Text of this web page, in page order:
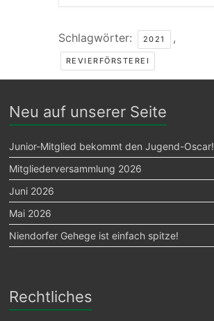
Schlagwörter: 2021 ,
REVIERFÖRSTEREI
Neu auf unserer Seite
Junior-Mitglied bekommt den Jugend-Oscar!
Mitgliederversammlung 2026
Juni 2026
Mai 2026
Niendorfer Gehege ist einfach spitze!
Rechtliches